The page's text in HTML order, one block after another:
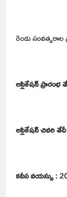
రెండు
అప్లికేషన్ప్రారంభ
అప్లికేషన్చివరి
కనీస వయస్సు: